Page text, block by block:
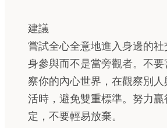
建議
嘗試全心全意地進入身邊的
身參與而不是當旁觀者。不
察你的內心世界，在觀察別人
活時，避免雙重標準。努力
定，不要輕易放棄。